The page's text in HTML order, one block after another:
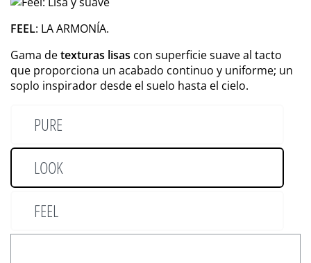
FEEL: LA ARMONÍA.
Gama detexturas lisas con superficie suave al tacto
que proporciona un acabado continuo y uniforme; un
soplo inspirador desde el suelo hasta el cielo.
PURE
LOOK
FEEL